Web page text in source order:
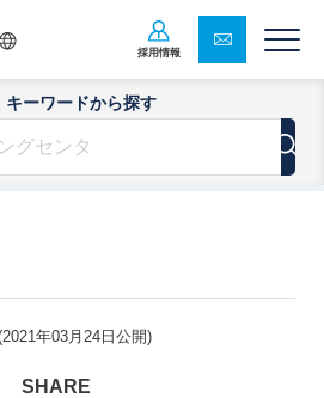
採用情報
キーワードから探す
2021年03月24日 公開)
SHARE